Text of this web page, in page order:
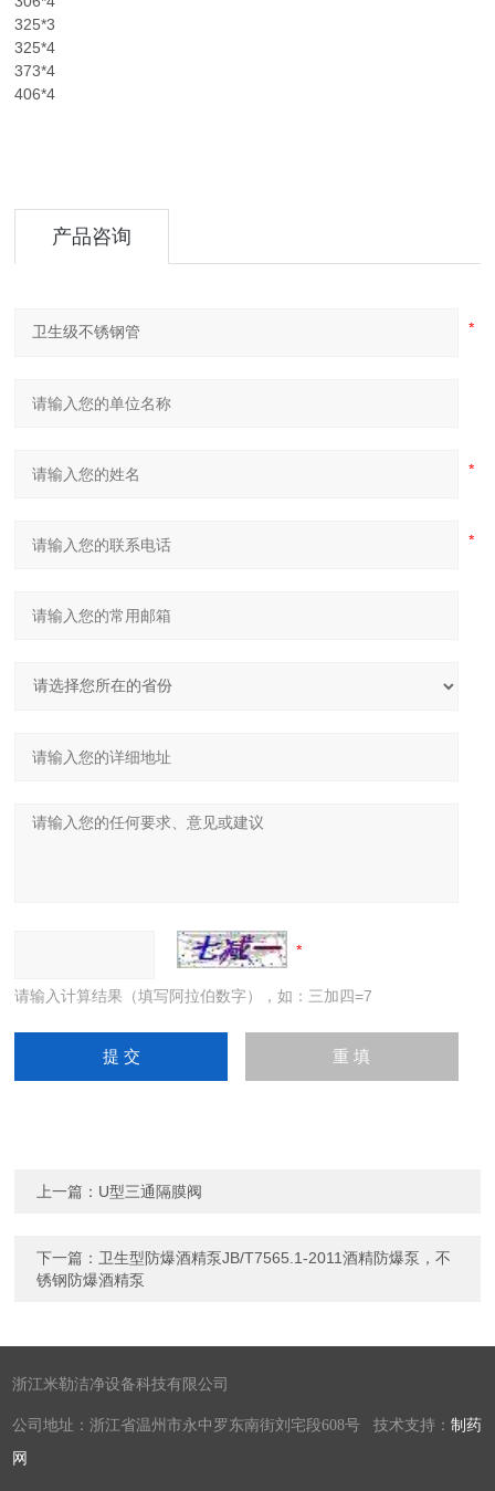
325*3
325*4
373*4
406*4
产品咨询
请输入计算结果（填写阿拉伯数字），如：三加四=7
上一篇： U型三通隔膜阀
下一篇： 卫生型防爆酒精泵JB/T7565.1-2011酒精防爆泵，不
锈钢防爆酒精泵
浙江米勒洁净设备科技有限公司
公司地址：浙江省温州市永中罗东南街刘宅段608号 技术支持：制药
网